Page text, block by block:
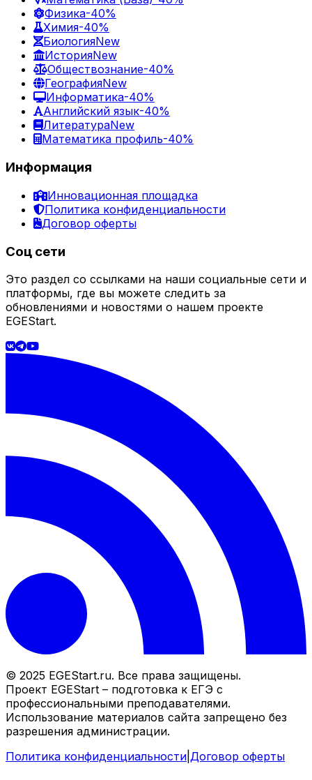
Физика-40%
Химия-40%
БиологияNew
ИсторияNew
Обществознание-40%
ГеографияNew
Информатика-40%
Английский язык-40%
ЛитератураNew
Математика профиль-40%
Информация
Инновационная площадка
Политика конфиденциальности
Договор оферты
Соц сети
Это раздел со ссылками на наши социальные сети и
платформы, где вы можете следить за
обновлениями и новостями о нашем проекте
EGEStart.
© 2025 EGEStart.ru. Все права защищены.
Проект EGEStart – подготовка к ЕГЭ с
профессиональными преподавателями.
Использование материалов сайта запрещено без
разрешения администрации.
Политика конфиденциальности Договор оферты